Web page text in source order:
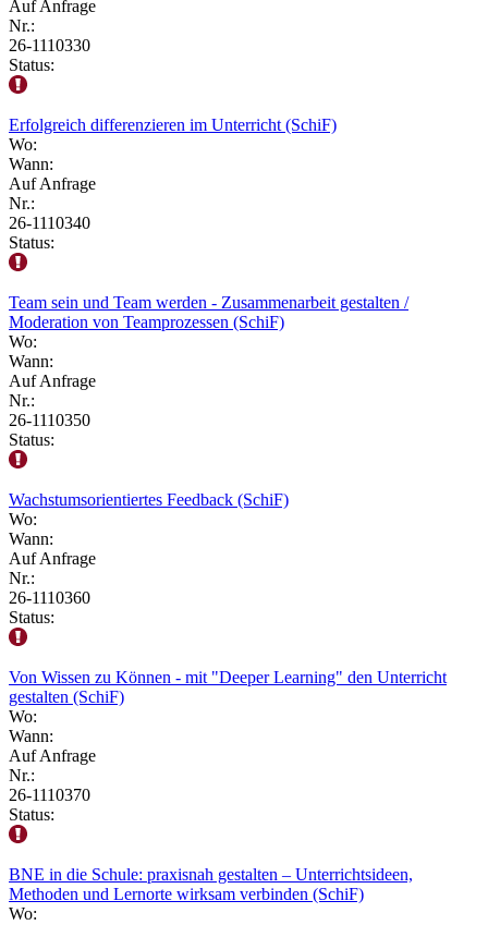
Auf Anfrage
Nr.:
26-1110330
Status:
Erfolgreich differenzieren im Unterricht (SchiF)
Wo:
Wann:
Auf Anfrage
Nr.:
26-1110340
Status:
Team sein und Team werden - Zusammenarbeit gestalten /
Moderation von Teamprozessen (SchiF)
Wo:
Wann:
Auf Anfrage
Nr.:
26-1110350
Status:
Wachstumsorientiertes Feedback (SchiF)
Wo:
Wann:
Auf Anfrage
Nr.:
26-1110360
Status:
Von Wissen zu Können - mit "Deeper Learning" den Unterricht
gestalten (SchiF)
Wo:
Wann:
Auf Anfrage
Nr.:
26-1110370
Status:
BNE in die Schule: praxisnah gestalten – Unterrichtsideen,
Methoden und Lernorte wirksam verbinden (SchiF)
Wo: